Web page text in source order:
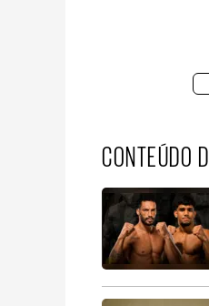
CONTEÚDO